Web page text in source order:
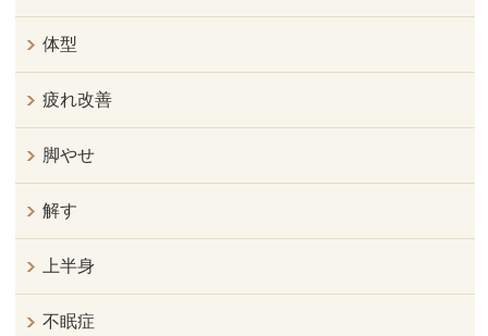
体型
疲れ改善
脚やせ
解す
上半身
不眠症